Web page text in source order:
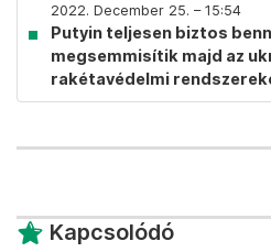
2022. December 25. – 15:54
Putyin teljesen biztos
megsemmisítik majd az
rakétavédelmi
Kapcsolódó